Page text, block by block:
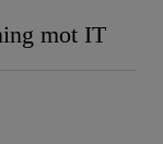
mot IT